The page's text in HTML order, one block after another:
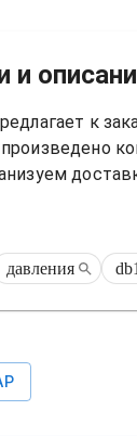
и
к
давления